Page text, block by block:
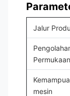
Jalur
Permukaan
mesin